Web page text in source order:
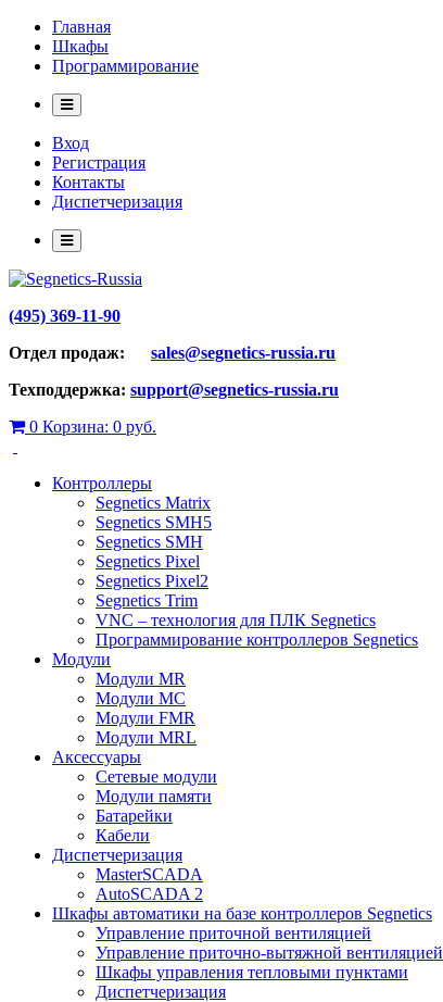
Главная
Шкафы
Программирование
Вход
Регистрация
Контакты
Диспетчеризация
(495) 369-11-90
Отдел продаж: sales@segnetics-russia.ru
Техподдержка: support@segnetics-russia.ru
0 Корзина: 0 руб.
Контроллеры
Segnetics Matrix
Segnetics SMH5
Segnetics SMH
Segnetics Pixel
Segnetics Pixel2
Segnetics Trim
VNC – технология для ПЛК Segnetics
Программирование контроллеров Segnetics
Модули
Модули MR
Модули MC
Модули FMR
Модули MRL
Аксеcсуары
Сетевые модули
Модули памяти
Батарейки
Кабели
Диспетчеризация
MasterSCADA
AutoSCADA 2
Шкафы автоматики на базе контроллеров Segnetics
Управление приточной вентиляцией
Управление приточно-вытяжной вентиляцией
Шкафы управления тепловыми пунктами
Диспетчеризация